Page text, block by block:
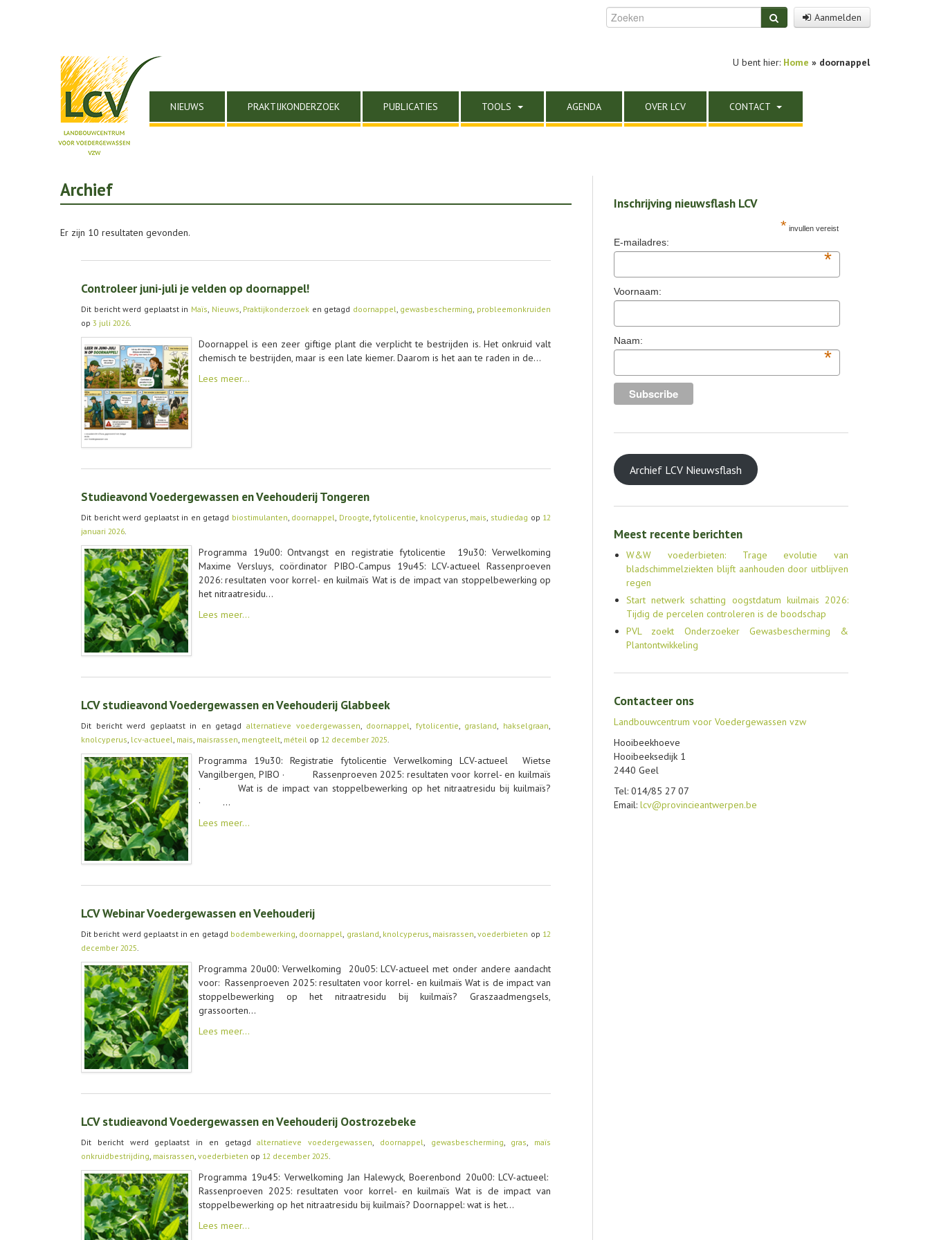
Aanmelden
U bent hier: Home » doornappel
NIEUWS PRAKTIJKONDERZOEK PUBLICATIES TOOLS AGENDA OVER LCV CONTACT
Archief
Er zijn 10 resultaten gevonden.
Controleer juni-juli je velden op doornappel!
Dit bericht werd geplaatst in Maïs, Nieuws, Praktijkonderzoek en getagd doornappel, gewasbescherming, probleemonkruiden
op 3 juli 2026.
Doornappel is een zeer giftige plant die verplicht te bestrijden is. Het onkruid valt
chemisch te bestrijden, maar is een late kiemer. Daarom is het aan te raden in de…
Lees meer…
Studieavond Voedergewassen en Veehouderij Tongeren
Dit bericht werd geplaatst in en getagd biostimulanten, doornappel, Droogte,fytolicentie, knolcyperus, mais, studiedag op 12
januari 2026.
Programma 19u00: Ontvangst en registratie fytolicentie 19u30: Verwelkoming
Maxime Versluys, coördinator PIBO-Campus 19u45: LCV-actueel Rassenproeven
2026: resultaten voor korrel- en kuilmaïs Wat is de impact van stoppelbewerking op
het nitraatresidu…
Lees meer…
LCV studieavond Voedergewassen en Veehouderij Glabbeek
Dit bericht werd geplaatst in en getagdalternatieve voedergewassen, doornappel, fytolicentie, grasland, hakselgraan,
knolcyperus, lcv-actueel, mais, maisrassen, mengteelt, méteil op 12 december 2025.
Programma 19u30: Registratie fytolicentie Verwelkoming LCV-actueel Wietse
Vangilbergen, PIBO · Rassenproeven 2025: resultaten voor korrel- en kuilmaïs
· Wat is de impact van stoppelbewerking op het nitraatresidu bij kuilmaïs?
· …
Lees meer…
LCV Webinar Voedergewassen en Veehouderij
Dit bericht werd geplaatst in en getagd bodembewerking, doornappel, grasland, knolcyperus, maisrassen,voederbieten op 12
december 2025.
Programma 20u00: Verwelkoming 20u05: LCV-actueel met onder andere aandacht
voor: Rassenproeven 2025: resultaten voor korrel- en kuilmaïs Wat is de impact van
stoppelbewerking op het nitraatresidu bij kuilmaïs? Graszaadmengsels,
grassoorten…
Lees meer…
LCV studieavond Voedergewassen en Veehouderij Oostrozebeke
Dit bericht werd geplaatst in en getagdalternatieve voedergewassen, doornappel, gewasbescherming, gras, maïs
onkruidbestrijding, maisrassen, voederbieten op 12 december 2025.
Programma 19u45: Verwelkoming Jan Halewyck, Boerenbond 20u00: LCV-actueel:
Rassenproeven 2025: resultaten voor korrel- en kuilmaïs Wat is de impact van
stoppelbewerking op het nitraatresidu bij kuilmaïs? Doornappel: wat is het…
Lees meer…
Inschrijving nieuwsflash LCV
* invullen vereist
E-mailadres:
*
Voornaam:
Naam:
*
Archief LCV Nieuwsflash
Meest recente berichten
W&W voederbieten: Trage evolutie van
bladschimmelziekten blijft aanhouden door uitblijven
regen
Start netwerk schatting oogstdatum kuilmais 2026:
Tijdig de percelen controleren is de boodschap
PVL zoekt Onderzoeker Gewasbescherming &
Plantontwikkeling
Contacteer ons
Landbouwcentrum voor Voedergewassen vzw
Hooibeekhoeve
Hooibeeksedijk 1
2440 Geel
Tel: 014/85 27 07
Email: lcv@provincieantwerpen.be